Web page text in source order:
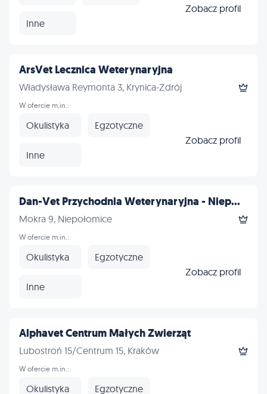
Inne
Zobacz profil
ArsVet Lecznica Weterynaryjna
Władysława Reymonta 3, Krynica-Zdrój
W ofercie m.in.:
Okulistyka Egzotyczne
Inne
Zobacz profil
Dan-Vet Przychodnia Weterynaryjna - Niep...
Mokra 9, Niepołomice
W ofercie m.in.:
Okulistyka Egzotyczne
Inne
Zobacz profil
Alphavet Centrum Małych Zwierząt
Lubostroń 15/Centrum 15, Kraków
W ofercie m.in.:
Okulistyka Egzotyczne